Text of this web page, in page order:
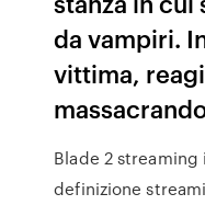
da vampiri.
vittima,
Blade 2 streaming
definizione